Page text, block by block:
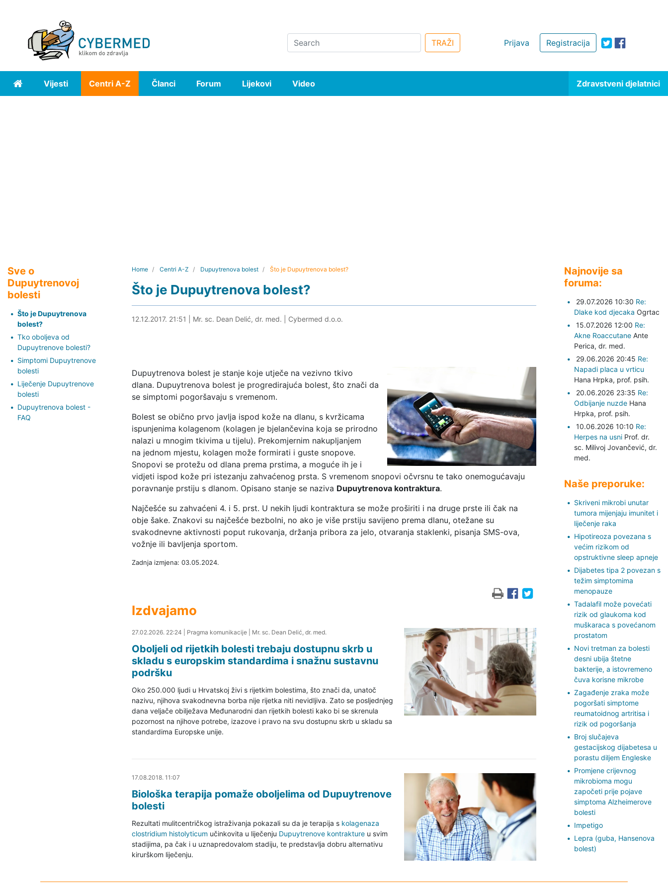
Registracija
Prijava
Search TRAŽI
Home Vijesti Centri A-Z Članci Forum Lijekovi Video Zdravstveni djelatnici
Sve o
Dupuytrenovoj
bolesti
Što je Dupuytrenova
bolest?
Tko oboljeva od
Dupuytrenove bolesti?
Simptomi Dupuytrenove
bolesti
Liječenje Dupuytrenove
bolesti
Dupuytrenova bolest -
FAQ
Home Centri A-Z Dupuytrenova bolest Što je Dupuytrenova bolest?
Što je Dupuytrenova bolest?
03.05.2024. 15:13
12.12.2017. 21:51 Mr. sc. Dean Delić, dr. med. Cybermed d.o.o.
Dupuytrenova bolest je stanje koje utječe na vezivno tkivo
dlana. Dupuytrenova bolest je progredirajuća bolest, što znači da
se simptomi pogoršavaju s vremenom.
Bolest se obično prvo javlja ispod kože na dlanu, s kvržicama
ispunjenima kolagenom (kolagen je bjelančevina koja se prirodno
nalazi u mnogim tkivima u tijelu). Prekomjernim nakupljanjem
na jednom mjestu, kolagen može formirati i guste snopove.
Snopovi se protežu od dlana prema prstima, a moguće ih je i
vidjeti ispod kože pri istezanju zahvaćenog prsta. S vremenom snopovi očvrsnu te tako onemogućavaju
poravnanje prstiju s dlanom. Opisano stanje se naziva Dupuytrenova kontraktura.
Najčešće su zahvaćeni 4. i 5. prst. U nekih ljudi kontraktura se može proširiti i na druge prste ili čak na
obje šake. Znakovi su najčešće bezbolni, no ako je više prstiju savijeno prema dlanu, otežane su
svakodnevne aktivnosti poput rukovanja, držanja pribora za jelo, otvaranja staklenki, pisanja SMS-ova,
vožnje ili bavljenja sportom.
Zadnja izmjena: 03.05.2024.
Izdvajamo
28.02.2026. 00:40
27.02.2026. 22:24 Pragma komunikacije| Mr. sc. Dean Delić, dr. med.
Oboljeli od rijetkih bolesti trebaju dostupnu skrb u
skladu s europskim standardima i snažnu sustavnu
podršku
Oko 250.000 ljudi u Hrvatskoj živi s rijetkim bolestima, što znači da, unatoč
nazivu, njihova svakodnevna borba nije rijetka niti nevidljiva. Zato se posljednjeg
dana veljače obilježava Međunarodni dan rijetkih bolesti kako bi se skrenula
pozornost na njihove potrebe, izazove i pravo na svu dostupnu skrb u skladu sa
standardima Europske unije.
17.08.2018. 12:15
17.08.2018. 11:07
Biološka terapija pomaže oboljelima od Dupuytrenove
bolesti
Rezultati mulitcentričkog istraživanja pokazali su da je terapija s kolagenaza
clostridium histolyticum učinkovita u liječenju Dupuytrenove kontraktureu svim
stadijima, pa čak i u uznapredovalom stadiju, te predstavlja dobru alternativu
kirurškom liječenju.
Najnovije sa
foruma:
29.07.2026 10:30 Re:
Dlake kod djecaka Ogrtac
15.07.2026 12:00 Re:
Akne Roaccutane Ante
Perica, dr. med.
29.06.2026 20:45 Re:
Napadi placa u vrticu
Hana Hrpka, prof. psih.
20.06.2026 23:35 Re:
Odbijanje nuzde Hana
Hrpka, prof. psih.
10.06.2026 10:10 Re:
Herpes na usni Prof. dr.
sc. Milivoj Jovančević, dr.
med.
Naše preporuke:
Skriveni mikrobi unutar
tumora mijenjaju imunitet i
liječenje raka
Hipotireoza povezana s
većim rizikom od
opstruktivne sleep apneje
Dijabetes tipa 2 povezan s
težim simptomima
menopauze
Tadalafil može povećati
rizik od glaukoma kod
muškaraca s povećanom
prostatom
Novi tretman za bolesti
desni ubija štetne
bakterije, a istovremeno
čuva korisne mikrobe
Zagađenje zraka može
pogoršati simptome
reumatoidnog artritisa i
rizik od pogoršanja
Broj slučajeva
gestacijskog dijabetesa u
porastu diljem Engleske
Promjene crijevnog
mikrobioma mogu
započeti prije pojave
simptoma Alzheimerove
bolesti
Impetigo
Lepra (guba, Hansenova
bolest)